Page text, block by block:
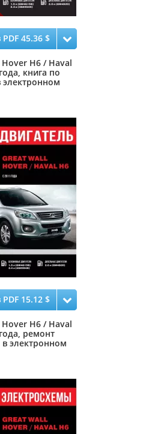
45.36 $
H6 / Haval
книга по
электронном
15.12 $
H6 / Haval
ремонт
в электронном